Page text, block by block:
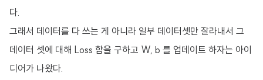
다.
그래서 데이터를 다 쓰는 게 아니라 일부 데이터셋만 잘라내서 그
데이터 셋에 대해 Loss 합을 구하고 W, b 를 업데이트 하자는 아이
디어가 나왔다.